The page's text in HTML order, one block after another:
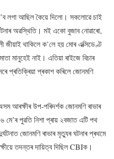
লগা আছিল কৈয়ে দিলো। সকলোৱে চাই
অৱস্থিতি। মই একো বুজাব নোৱাৰো,
থাকিলে ক’লে হয় মোৰ এক্সিডেণ্ট
মানুহেই নাই। এতিয়া ৰাইজে বিচাৰ
প্ৰতিক্ৰিয়া প্ৰকাশ কৰিলে জোনমণি
আৰক্ষীৰ উপ-পৰিদৰ্শক জোনমণি ৰাভাৰ
পুৱতি নিশা প্ৰায় ২বজাত এটি পথ
জোনমণি ৰাভাৰ মৃত্যুৰ ঘটনাৰ প্ৰথমে
তদন্তৰ দায়িত্ব দিছিল CBIক।